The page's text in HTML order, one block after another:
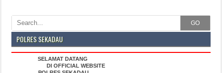
GO
POLRES SEKADAU
SELAMAT DATANG
DI OFFICIAL WEBSITE